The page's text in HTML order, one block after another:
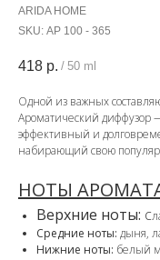
ARIDA HOME
SKU: АР 100 - 365
418 р. / 50 ml
Одной из важных
Ароматический диффузор
эффективный и
набирающий свою
НОТЫ
Верхние ноты: с
Средние ноты: дыня,
Нижние ноты: белый